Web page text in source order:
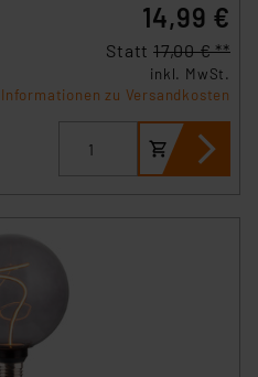
14,99 €
Statt 17,00 € **
inkl. MwSt.
Informationen zu Versandkosten